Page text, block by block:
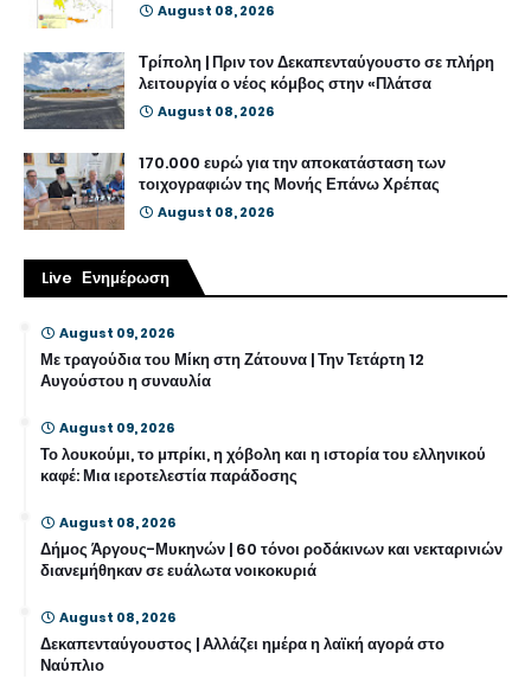
August 08, 2026
Τρίπολη | Πριν τον Δεκαπενταύγουστο σε πλήρη
λειτουργία ο νέος κόμβος στην «Πλάτσα
August 08, 2026
170.000 ευρώ για την αποκατάσταση των
τοιχογραφιών της Μονής Επάνω Χρέπας
August 08, 2026
Live Ενημέρωση
August 09, 2026
Με τραγούδια του Μίκη στη Ζάτουνα | Την Τετάρτη 12
Αυγούστου η συναυλία
August 09, 2026
Το λουκούμι, το μπρίκι, η χόβολη και η ιστορία του ελληνικού
καφέ: Μια ιεροτελεστία παράδοσης
August 08, 2026
Δήμος Άργους-Μυκηνών | 60 τόνοι ροδάκινων και νεκταρινιών
διανεμήθηκαν σε ευάλωτα νοικοκυριά
August 08, 2026
Δεκαπενταύγουστος | Αλλάζει ημέρα η λαϊκή αγορά στο
Ναύπλιο